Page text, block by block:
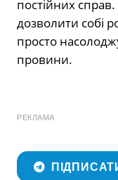
постійних
дозволити собі
просто
провини.
РЕКЛАМА